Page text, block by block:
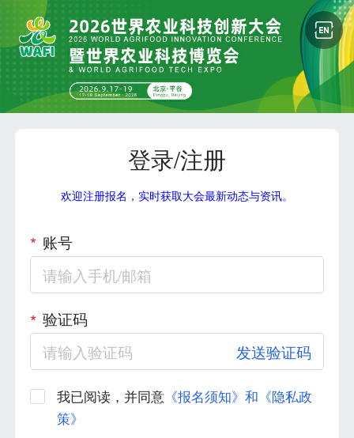
登录/注册
欢迎注册报名，实时获取大会最新动态与资讯。
账号
验证码
发送验证码
我已阅读，并同意《报名须知》和《隐私政
策》